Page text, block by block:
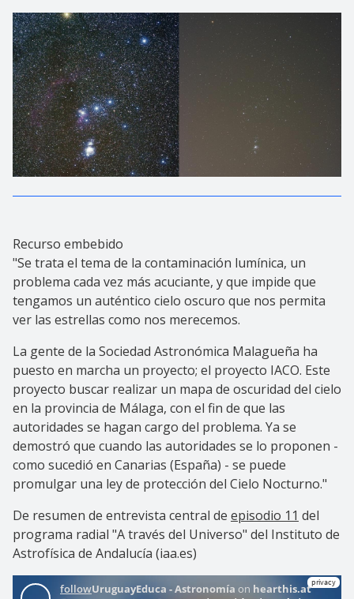
Recurso embebido
"Se trata el tema de la contaminación lumínica, un
problema cada vez más acuciante, y que impide que
tengamos un auténtico cielo oscuro que nos permita
ver las estrellas como nos merecemos.
La gente de la Sociedad Astronómica Malagueña ha
puesto en marcha un proyecto; el proyecto IACO. Este
proyecto buscar realizar un mapa de oscuridad del cielo
en la provincia de Málaga, con el fin de que las
autoridades se hagan cargo del problema. Ya se
demostró que cuando las autoridades se lo proponen -
como sucedió en Canarias (España) - se puede
promulgar una ley de protección del Cielo Nocturno."
De resumen de entrevista central de episodio 11 del
programa radial "A través del Universo" del Instituto de
Astrofísica de Andalucía (iaa.es)